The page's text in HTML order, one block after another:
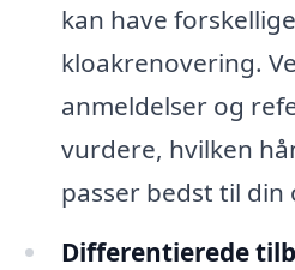
kan have
kloakrenovering.
anmeldelser og
vurdere, hvilken
passer bedst til din
Differentierede